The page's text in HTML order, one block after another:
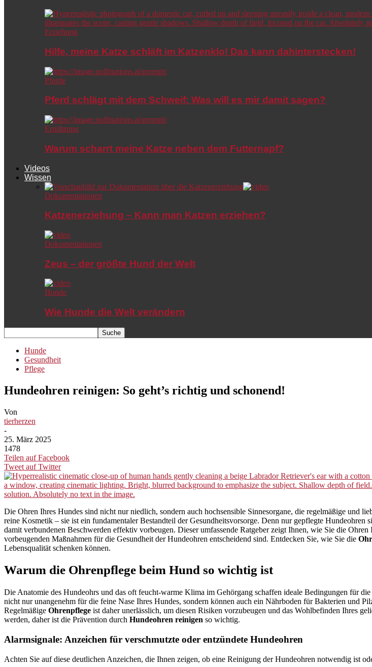
Erziehung
Hilfe, meine Katze schläft im Katzenklo! Das kann dahinterstecken!
Pferde
Pferd schlägt mit dem Schweif: Was will es mir damit sagen?
Ernährung
Warum scharrt meine Katze neben dem Futternapf?
Videos
Wissen
Dokumentationen
Katzenerziehung – Kann man Katzen erziehen?
Dokumentationen
Zeus – der größte Hund der Welt
Hunde
Wie Hunde die Welt verändern
Hunde
Gesundheit
Pflege
Hundeohren reinigen: So geht’s richtig und schonend!
Von
tierherzen
-
25. März 2025
1478
Teilen auf Facebook
Tweet auf Twitter
Die Ohren Ihres Hundes sind nicht nur niedlich, sondern auch hochsensible Sinnesorgane, die regelmäßige und
reine Kosmetik – sie ist ein fundamentaler Bestandteil der Gesundheitsvorsorge. Denn nur gepflegte Hundeohren
damit verbundenen Beschwerden effektiv vorbeugen. Dieser umfassende Ratgeber zeigt Ihnen, wie Sie die
vorbeugenden Maßnahmen für die Gesundheit der Hundeohren entscheidend sind. Entdecken Sie, wie Sie die
Lebensqualität schenken können.
Warum die Ohrenpflege beim Hund so wichtig ist
Die Anatomie des Hundeohrs und das oft feucht-warme Klima im Gehörgang schaffen ideale Bedingungen für
nicht nur unangenehm für die feine Nase Ihres Hundes, sondern können auch ein Nährboden für Bakterien und
Regelmäßige Ohrenpflege ist daher unerlässlich, um diesen Risiken vorzubeugen und das Wohlbefinden Ihres
werden, daher ist die Prävention durch Hundeohren reinigen so wichtig.
Alarmsignale: Anzeichen für verschmutzte oder entzündete Hundeohren
Achten Sie auf diese deutlichen Anzeichen, die Ihnen zeigen, ob eine Reinigung der Hundeohren notwendig ist